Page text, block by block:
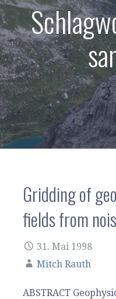
Gridding of
fields from
31. Mai 1998
Mitch Rauth
ABSTRACT